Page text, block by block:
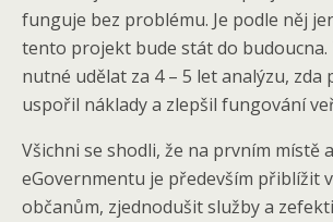
funguje bez problému. Je podle něj
tento projekt bude stát do budoucna.
nutné udělat za 4 – 5 let analýzu,
uspořil náklady a zlepšil fungování
Všichni se shodli, že na prvním místě
eGovernmentu je především přiblížit
občanům, zjednodušit služby a